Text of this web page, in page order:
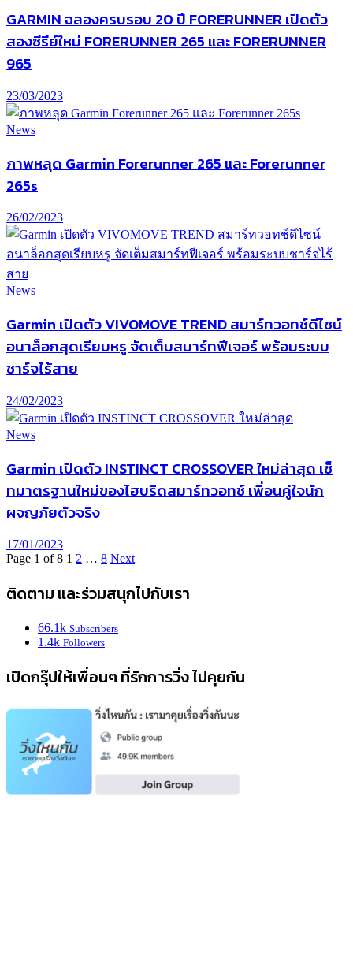
GARMIN ฉลองครบรอบ 20 ปี FORERUNNER เปิดตัว
สองซีรีย์ใหม่ FORERUNNER 265 และ FORERUNNER
965
23/03/2023
News
ภาพหลุด Garmin Forerunner 265 และ Forerunner
265s
26/02/2023
News
Garmin เปิดตัว VIVOMOVE TREND สมาร์ทวอทช์ดีไซน์
อนาล็อกสุดเรียบหรู จัดเต็มสมาร์ทฟีเจอร์ พร้อมระบบ
ชาร์จไร้สาย
24/02/2023
News
Garmin เปิดตัว INSTINCT CROSSOVER ใหม่ล่าสุด เซ็
ทมาตรฐานใหม่ของไฮบริดสมาร์ทวอทช์ เพื่อนคู่ใจนัก
ผจญภัยตัวจริง
17/01/2023
Page 1 of 8 1 2 … 8 Next
ติดตาม และร่วมสนุกไปกับเรา
66.1k Subscribers
1.4k Followers
เปิดกรุ๊ปให้เพื่อนๆ ที่รักการวิ่ง ไปคุยกัน